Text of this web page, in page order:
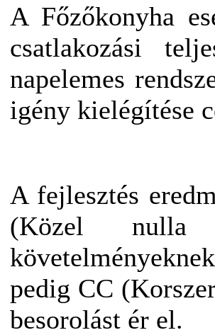
A Főzőkonyha
csatlakozási
napelemes
igény kielégítése
A fejlesztés
(Közel nulla
pedig CC
besorolást ér el.